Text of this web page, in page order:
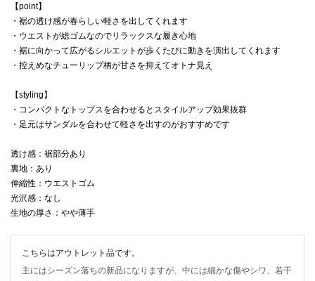
【point】
・裾の透け感が春らしい軽さを出してくれます
・ウエストが総ゴムなのでリラックスな履き心地
・裾に向かって広がるシルエットが歩くたびに動きを演出してくれます
・控えめなチューリップ柄が甘さを抑えてオトナ見え
【styling】
・コンパクトなトップスを合わせるとスタイルアップ効果抜群
・足元はサンダルを合わせて軽さを出すのがおすすめです
透け感：裾部分あり
裏地：あり
伸縮性：ウエストゴム
光沢感：なし
生地の厚さ：やや薄手
こちらはアウトレット品です。
主にはシーズン落ちの新品になりますが、中には細かな傷やシワ、若干